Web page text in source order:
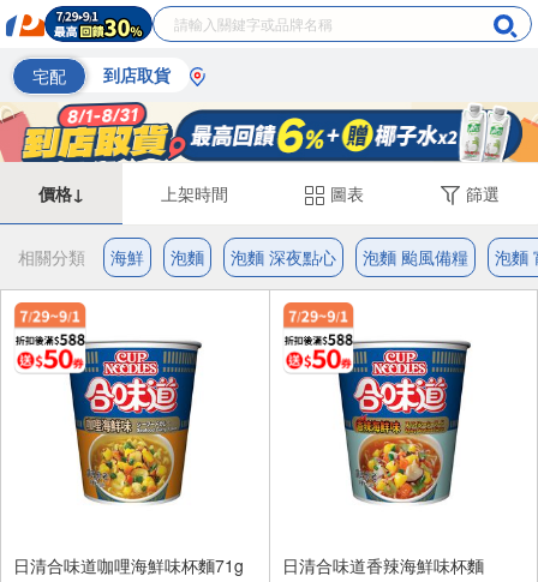
宅配 到店取貨
價格↓ 上架時間 圖表 篩選
相關分類 海鮮 泡麵 泡麵 深夜點心 泡麵 颱風備糧 泡麵
日清合味道咖哩海鮮味杯麵71g
日清合味道香辣海鮮味杯麵